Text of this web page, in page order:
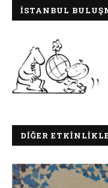
İSTANBUL
DIĞER